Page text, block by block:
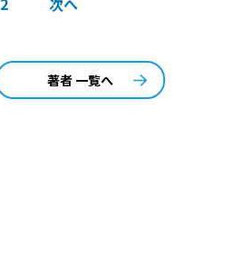
著者 一覧へ